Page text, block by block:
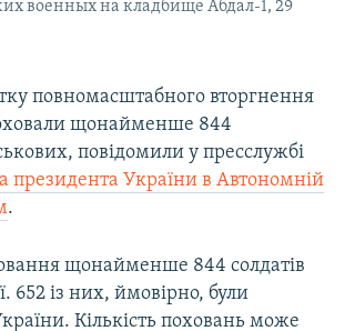
военных на кладбище Абдал-1, 29
повномасштабного вторгнення
щонайменше 844
повідомили у пресслужбі
президента України в Автономній
.
щонайменше 844 солдатів
652 із них, ймовірно, були
Кількість поховань може